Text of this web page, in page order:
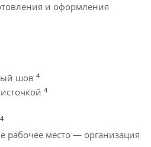
и оформления
шов 4
4
4
рабочее место — организация